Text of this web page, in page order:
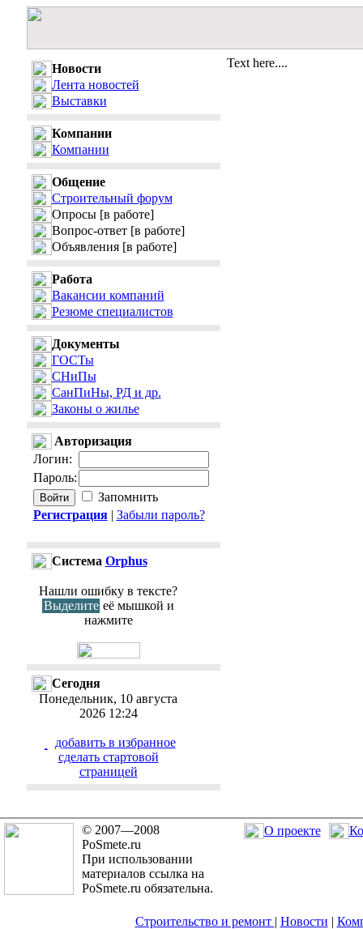
Новости
Лента новостей
Выставки
Компании
Компании
Общение
Строительный форум
Опросы [в работе]
Вопрос-ответ [в работе]
Объявления [в работе]
Работа
Вакансии компаний
Резюме специалистов
Документы
ГОСТы
СНиПы
СанПиНы, РД и др.
Законы о жилье
Авторизация
Логин:
Пароль:
Запомнить
Регистрация| Забыли пароль?
Cистема Orphus
Нашли ошибку в тексте?
Выделите её мышкой и
нажмите
Сегодня
Понедельник, 10 августа
2026 12:24
добавить в избранное
cделать стартовой
страницей
Text here....
© 2007—2008
PoSmete.ru
При использовании
материалов ссылка на
PoSmete.ru обязательна.
О проекте
Строительство и ремонт | Новости |